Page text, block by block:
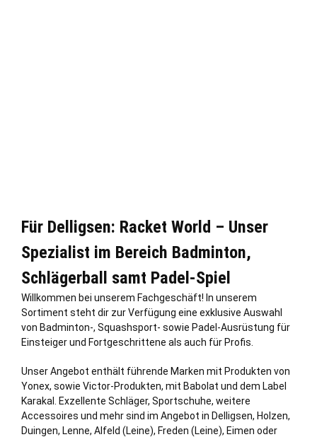
Für Delligsen: Racket World – Unser
Spezialist im Bereich Badminton,
Schlägerball samt Padel-Spiel
Willkommen bei unserem Fachgeschäft! In unserem
Sortiment steht dir zur Verfügung eine exklusive Auswahl
von Badminton-, Squashsport- sowie Padel-Ausrüstung für
Einsteiger und Fortgeschrittene als auch für Profis.
Unser Angebot enthält führende Marken mit Produkten von
Yonex, sowie Victor-Produkten, mit Babolat und dem Label
Karakal. Exzellente Schläger, Sportschuhe, weitere
Accessoires und mehr sind im Angebot in Delligsen, Holzen,
Duingen, Lenne, Alfeld (Leine), Freden (Leine), Eimen oder